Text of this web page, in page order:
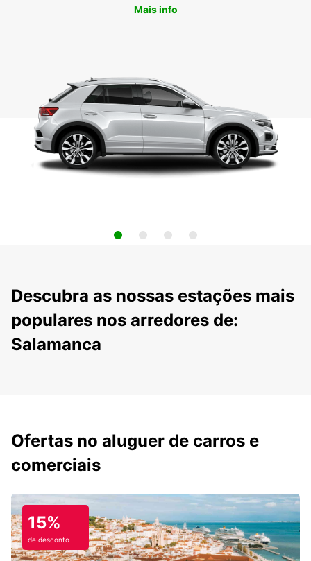
Mais info
Descubra as nossas estações mais
populares nos arredores de:
Salamanca
Ofertas no aluguer de carros e
comerciais
15%
de desconto